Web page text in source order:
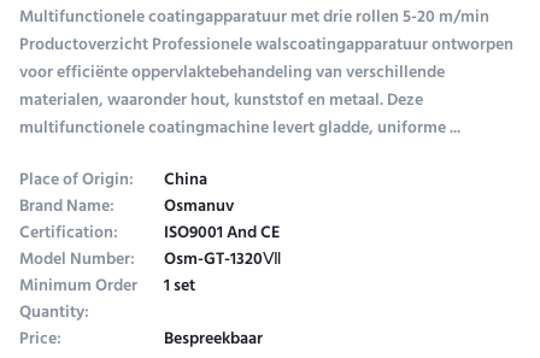
Multifunctionele coatingapparatuur met drie rollen 5-20 m/min
Productoverzicht Professionele walscoatingapparatuur ontworpen
voor efficiënte oppervlaktebehandeling van verschillende
materialen, waaronder hout, kunststof en metaal. Deze
multifunctionele coatingmachine levert gladde, uniforme ...
Place of Origin:
China
Brand Name: Osmanuv
Certification: ISO9001 And CE
Model Number: Osm-GT-1320Ⅶ
Minimum Order
Quantity:
1 set
Price:
Bespreekbaar